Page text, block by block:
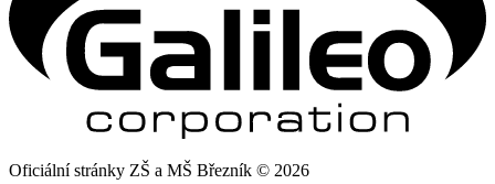
Oficiální stránky ZŠ a MŠ Březník © 2026